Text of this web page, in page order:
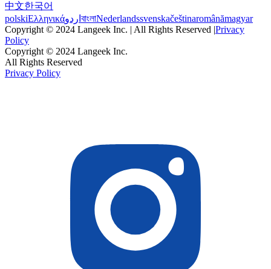
中文한국어
polskiΕλληνικάاردو বাংলাNederlandssvenskačeštinaromânămagyar
Copyright © 2024 Langeek Inc. | All Rights Reserved |Privacy
Policy
Copyright © 2024 Langeek Inc.
All Rights Reserved
Privacy Policy